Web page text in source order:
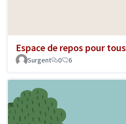
Espace de repos pour tous
Surgent
0 6